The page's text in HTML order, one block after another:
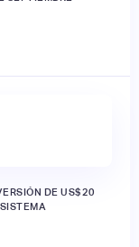
DE US$20